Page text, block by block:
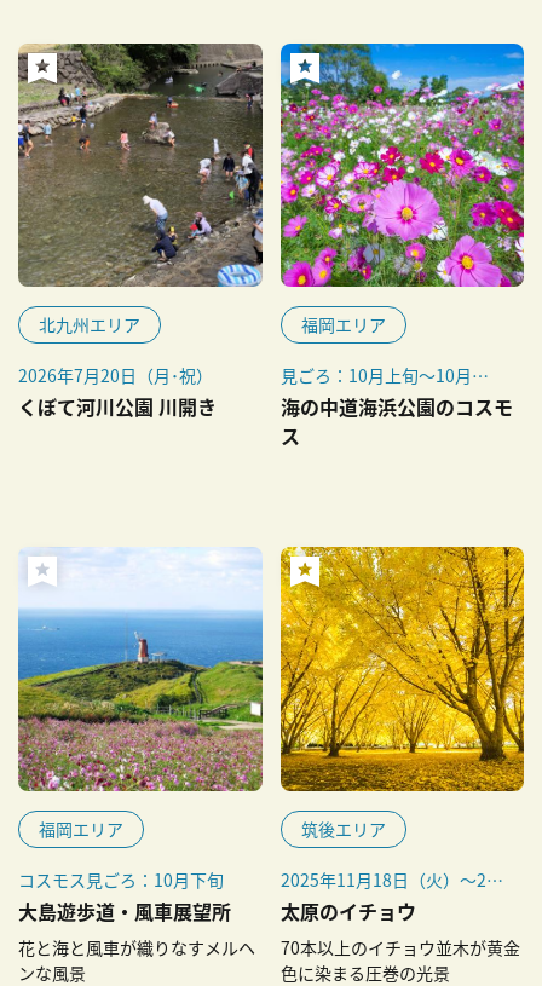
北九州エリア
2026年7月20日（月･祝）
くぼて河川公園 川開き
福岡エリア
見ごろ：10月上旬～10月下
旬
海の中道海浜公園のコスモ
ス
福岡エリア
コスモス見ごろ：10月下旬
大島遊歩道・風車展望所
花と海と風車が織りなすメルヘ
ンな風景
筑後エリア
2025年11月18日（火）～24
日（月・振休）
太原のイチョウ
70本以上のイチョウ並木が黄金
色に染まる圧巻の光景